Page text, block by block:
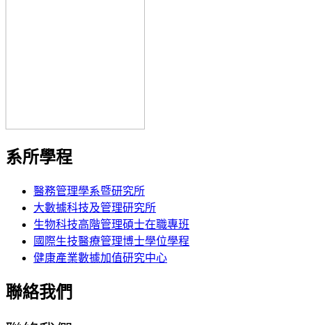
系所學程
醫務管理學系暨研究所
大數據科技及管理研究所
生物科技高階管理碩士在職專班
國際生技醫療管理博士學位學程
健康產業數據加值研究中心
聯絡我們